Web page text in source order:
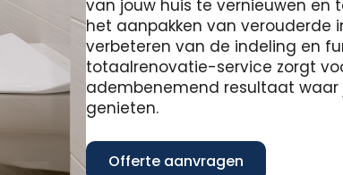
van jouw huis te vernieuwen en
het aanpakken van verouderde
verbeteren van de indeling en
totaalrenovatie-service zorgt
adembenemend resultaat waar
genieten.
Offerte aanvragen